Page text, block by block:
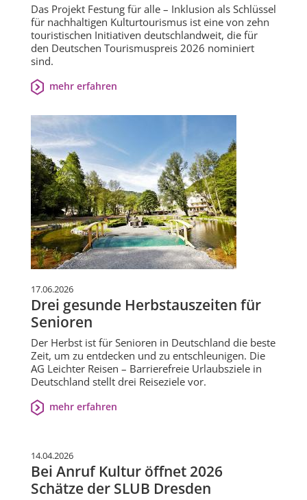
Das Projekt Festung für alle – Inklusion als Schlüssel
für nachhaltigen Kulturtourismus ist eine von zehn
touristischen Initiativen deutschlandweit, die für
den Deutschen Tourismuspreis 2026 nominiert
sind.
mehr erfahren
17.06.2026
Drei gesunde Herbstauszeiten für
Senioren
Der Herbst ist für Senioren in Deutschland die beste
Zeit, um zu entdecken und zu entschleunigen. Die
AG Leichter Reisen – Barrierefreie Urlaubsziele in
Deutschland stellt drei Reiseziele vor.
mehr erfahren
14.04.2026
Bei Anruf Kultur öffnet 2026
Schätze der SLUB Dresden